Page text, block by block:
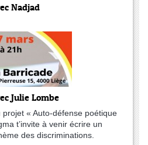
Nadjad
Julie Lombe
projet « Auto-défense poétique
t’invite à venir écrire un
des discriminations.